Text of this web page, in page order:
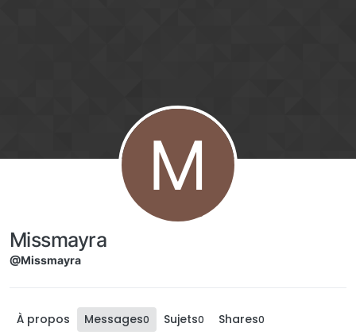
M
Missmayra
@Missmayra
À propos Messages0 Sujets0 Shares0